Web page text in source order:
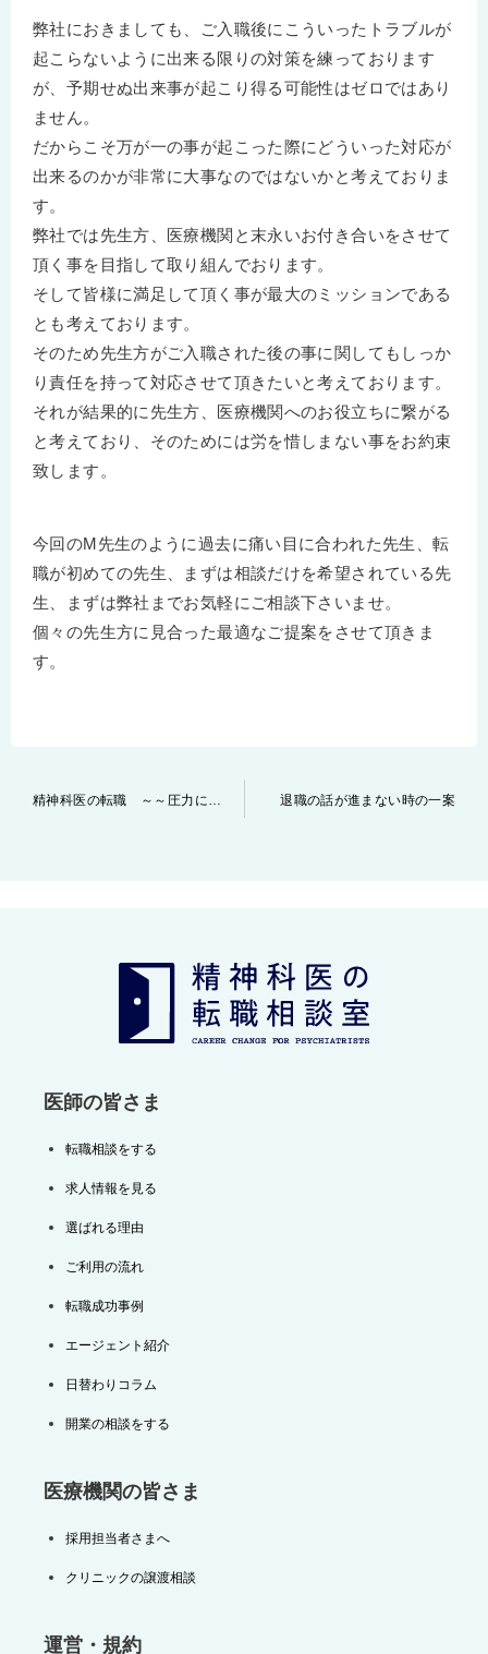
弊社におきましても、ご入職後にこういったトラブルが
起こらないように出来る限りの対策を練っております
が、予期せぬ出来事が起こり得る可能性はゼロではあり
ません。
だからこそ万が一の事が起こった際にどういった対応が
出来るのかが非常に大事なのではないかと考えておりま
す。
弊社では先生方、医療機関と末永いお付き合いをさせて
頂く事を目指して取り組んでおります。
そして皆様に満足して頂く事が最大のミッションである
とも考えております。
そのため先生方がご入職された後の事に関してもしっか
り責任を持って対応させて頂きたいと考えております。
それが結果的に先生方、医療機関へのお役立ちに繋がる
と考えており、そのためには労を惜しまない事をお約束
致します。
今回のM先生のように過去に痛い目に合われた先生、転
職が初めての先生、まずは相談だけを希望されている先
生、まずは弊社までお気軽にご相談下さいませ。
個々の先生方に見合った最適なご提案をさせて頂きま
す。
精神科医の転職 ～～圧力に負けた転職失敗事例～～ 退職の話が進まない時の一案
医師の皆さま
転職相談をする
求人情報を見る
選ばれる理由
ご利用の流れ
転職成功事例
エージェント紹介
日替わりコラム
開業の相談をする
医療機関の皆さま
採用担当者さまへ
クリニックの譲渡相談
運営・規約